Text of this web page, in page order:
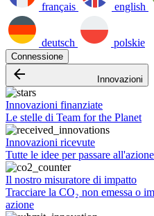
français english
deutsch polskie
Connessione
arrow_backward Innovazioni
Innovazioni finanziate
Le stelle di Team for the Planet
Innovazioni ricevute
Tutte le idee per passare all'azione
Il nostro misuratore di impatto
Tracciare la CO₂ non emessa o
azione